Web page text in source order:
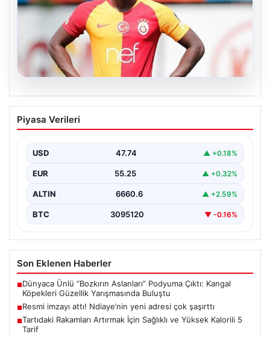
07.08.2026
Resmi imzayı attı! Ndiaye’nin yeni
adresi çok şaşırttı
Piyasa Verileri
USD 47.74 ▲ +0.18%
EUR 55.25 ▲ +0.32%
ALTIN 6660.6 ▲ +2.59%
BTC 3095120 ▼ -0.16%
Son Eklenen Haberler
■Dünyaca Ünlü “Bozkırın Aslanları” Podyuma Çıktı: Kangal
Köpekleri Güzellik Yarışmasında Buluştu
■Resmi imzayı attı! Ndiaye’nin yeni adresi çok şaşırttı
■Tartıdaki Rakamları Artırmak İçin Sağlıklı ve Yüksek Kalorili 5
Tarif